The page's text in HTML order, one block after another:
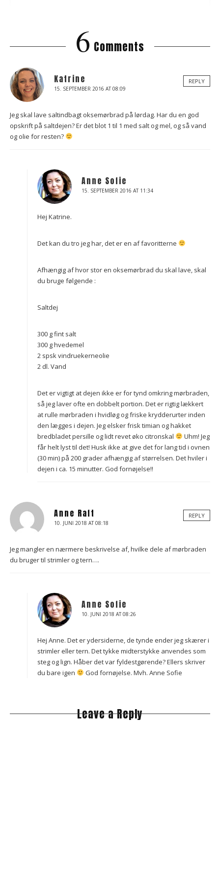
6 Comments
Katrine
15. SEPTEMBER 2016 AT 08:09
REPLY
Jeg skal lave saltindbagt oksemørbrad på lørdag. Har du en god
opskrift på saltdejen? Er det blot 1 til 1 med salt og mel, og så vand
og olie for resten?
Anne Sofie
15. SEPTEMBER 2016 AT 11:34
Hej Katrine.
Det kan du tro jeg har, det er en af favoritterne
Afhængig af hvor stor en oksemørbrad du skal lave, skal
du bruge følgende :
Saltdej
300 g fint salt
300 g hvedemel
2 spsk vindruekerneolie
2 dl. Vand
Det er vigtigt at dejen ikke er for tynd omkring mørbraden,
så jeg laver ofte en dobbelt portion. Det er rigtig lækkert
at rulle mørbraden i hvidløg og friske krydderurter inden
den lægges i dejen. Jeg elsker frisk timian og hakket
bredbladet persille og lidt revet øko citronskal
Uhm! Jeg
får helt lyst til det! Husk ikke at give det for lang tid i ovnen
(30 min) på 200 grader afhængig af størrelsen. Det hviler i
dejen i ca. 15 minutter. God fornøjelse!!
Anne Raft
10. JUNI 2018 AT 08:18
REPLY
Jeg mangler en nærmere beskrivelse af, hvilke dele af mørbraden
du bruger til strimler og tern….
Anne Sofie
10. JUNI 2018 AT 08:26
Hej Anne. Det er ydersiderne, de tynde ender jeg skærer i
strimler eller tern. Det tykke midterstykke anvendes som
steg og lign. Håber det var fyldestgørende? Ellers skriver
du bare igen
God fornøjelse. Mvh. Anne Sofie
Leave a Reply